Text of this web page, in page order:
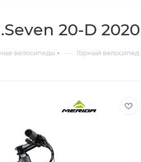
20-D
велосипеды — Горный